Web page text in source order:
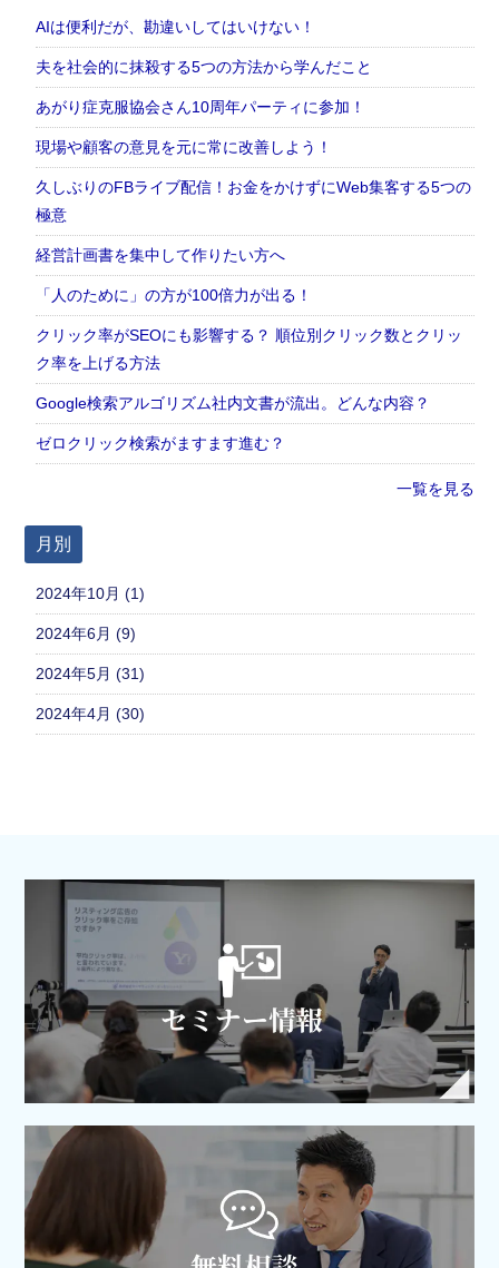
AIは便利だが、勘違いしてはいけない！
夫を社会的に抹殺する5つの方法から学んだこと
あがり症克服協会さん10周年パーティに参加！
現場や顧客の意見を元に常に改善しよう！
久しぶりのFBライブ配信！お金をかけずにWeb集客する5つの
極意
経営計画書を集中して作りたい方へ
「人のために」の方が100倍力が出る！
クリック率がSEOにも影響する？ 順位別クリック数とクリッ
ク率を上げる方法
Google検索アルゴリズム社内文書が流出。どんな内容？
ゼロクリック検索がますます進む？
一覧を見る
月別
2024年10月 (1)
2024年6月 (9)
2024年5月 (31)
2024年4月 (30)